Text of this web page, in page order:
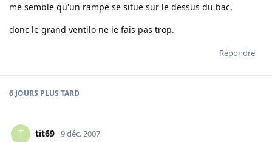
me semble qu'un rampe se situe sur le dessus du bac.
donc le grand ventilo ne le fais pas trop.
Répondre
6 JOURS PLUS TARD
T tit69 9 déc. 2007